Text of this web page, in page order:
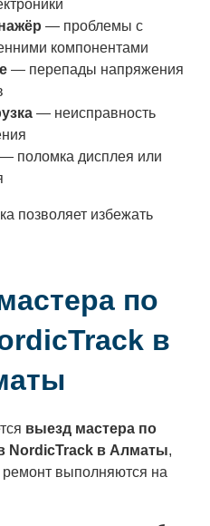
— проблемы с
компонентами
— перепады напряжения
— неисправность
— поломка дисплея или
позволяет избежать
по
в
выезд мастера по
NordicTrack в Алматы,
ремонт выполняются на